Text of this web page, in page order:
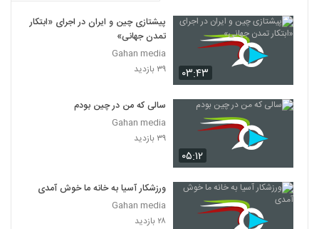
۰۳:۴۳
پیشتازی چین و ایران در اجرای «ابتکار
تمدن جهانی»
Gahan media
۳۹ بازدید
۰۵:۱۲
سالی که من در چین بودم
Gahan media
۳۹ بازدید
ورزشکار آسیا به خانه ما خوش آمدی
Gahan media
۲۸ بازدید